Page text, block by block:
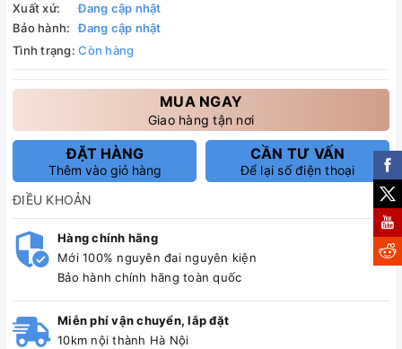
Xuất xứ:
Đang cập nhật
Bảo hành:
Đang cập nhật
Tình trạng: Còn hàng
MUA NGAY
Giao hàng tận nơi
ĐẶT HÀNG
Thêm vào giỏ hàng
CẦN TƯ VẤN
Để lại số điện thoại
ĐIỀU KHOẢN
Hàng chính hãng
Mới 100% nguyên đai nguyên kiện
Bảo hành chính hãng toàn quốc
Miễn phí vận chuyển, lắp đặt
10km nội thành Hà Nội